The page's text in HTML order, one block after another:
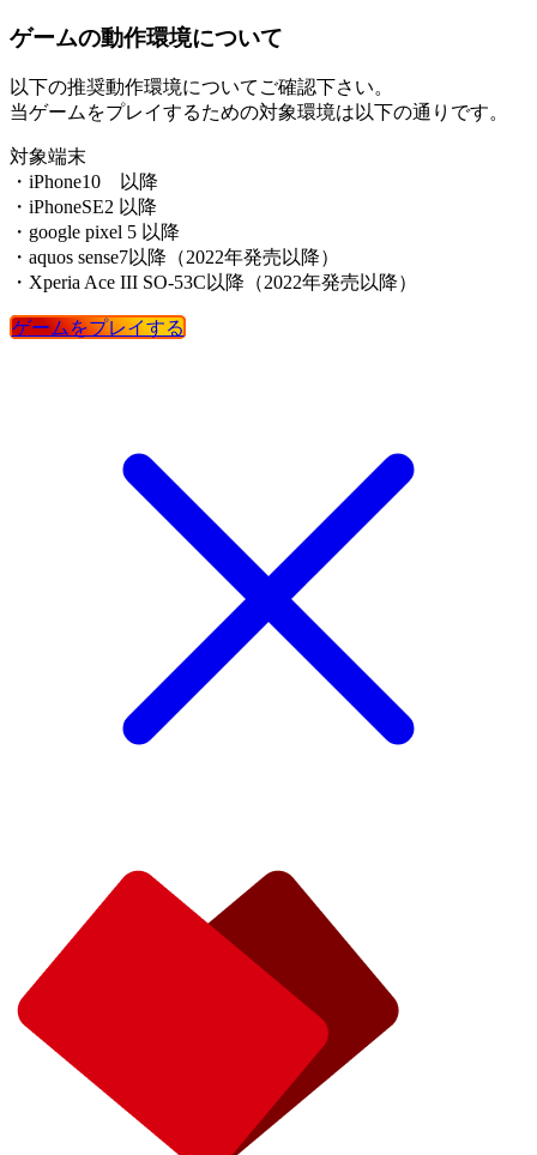
ゲームの動作環境について
以下の推奨動作環境についてご確認下さい。
当ゲームをプレイするための対象環境は以下の通りです。
対象端末
・iPhone10 以降
・iPhoneSE2 以降
・google pixel 5 以降
・aquos sense7以降（2022年発売以降）
・Xperia Ace III SO-53C以降（2022年発売以降）
ゲームをプレイする